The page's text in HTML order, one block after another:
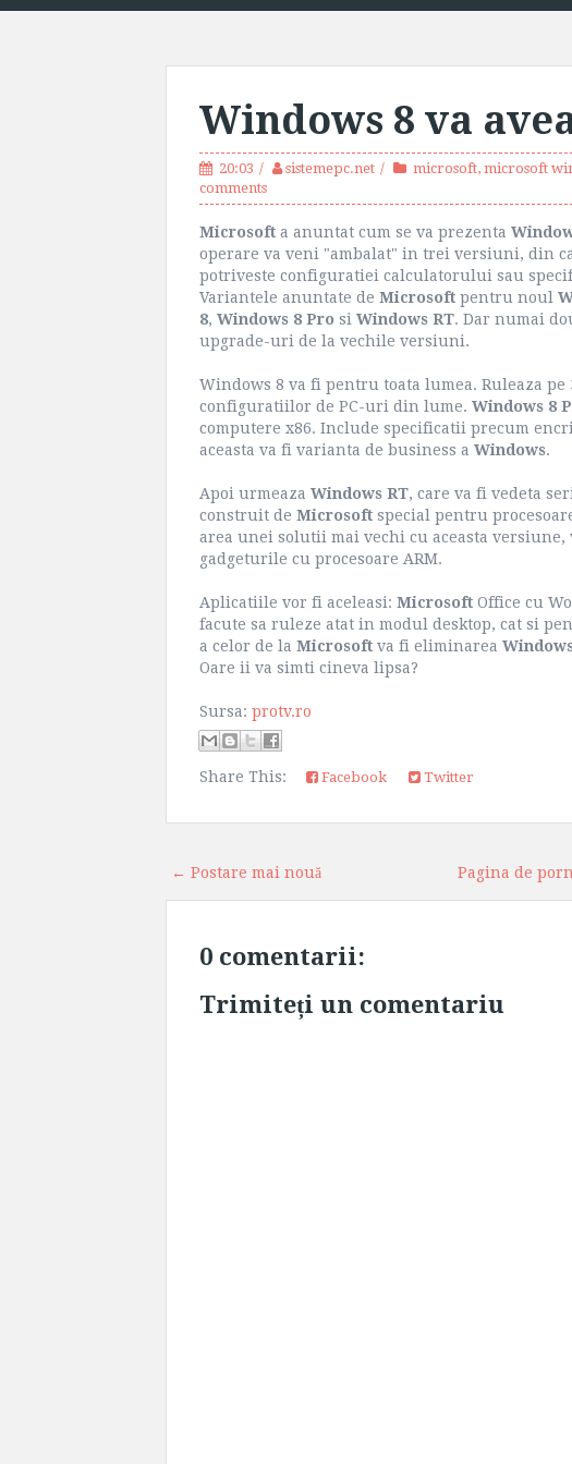
Windows 8 va
20:03 sistemepc.net microsoft, microsoft
comments
Microsoft a anuntat cum se va prezenta
operare va veni "ambalat" in trei versiuni, din
potriveste configuratiei calculatorului sau
Variantele anuntate de Microsoft pentru noul
8, Windows 8 Pro si Windows RT. Dar numai
upgrade-uri de la vechile versiuni.
Windows 8 va fi pentru toata lumea. Ruleaza pe
configuratiilor de PC-uri din lume. Windows 8
computere x86. Include specificatii precum
aceasta va fi varianta de business a Windows.
Apoi urmeaza Windows RT, care va fi vedeta
construit de Microsoft special pentru
area unei solutii mai vechi cu aceasta
gadgeturile cu procesoare ARM.
Aplicatiile vor fi aceleasi: Microsoft Office cu
facute sa ruleze atat in modul desktop, cat si
a celor de la Microsoft va fi eliminarea
Oare ii va simti cineva lipsa?
Sursa: protv.ro
Share This: Facebook Twitter
← Postare mai nouă Pagina de
0 comentarii:
Trimiteți un comentariu